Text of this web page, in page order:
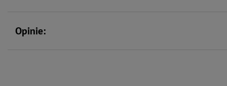
Opinie: